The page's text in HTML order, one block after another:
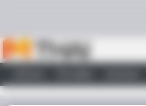
ไลฟ์สไตล์